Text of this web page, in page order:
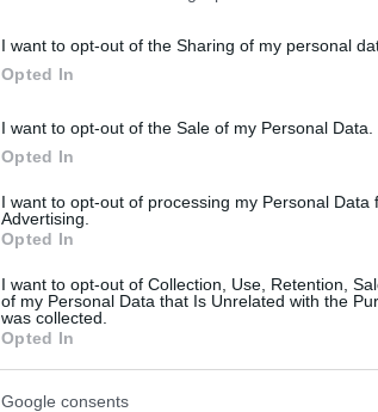
I want to opt-out of the Sharing of my personal
Opted In
I want to opt-out of the Sale of my Personal Data.
Opted In
I want to opt-out of processing my Personal Data
Advertising.
Opted In
I want to opt-out of Collection, Use, Retention,
of my Personal Data that Is Unrelated with the
was collected.
Opted In
Google consents
Ενημέρωση.